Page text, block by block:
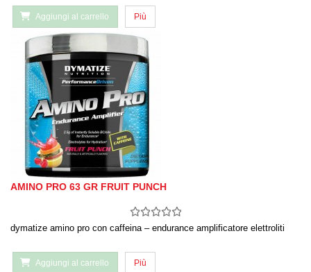
Aggiungi al carrello Più
AMINO PRO 63 GR FRUIT PUNCH
dymatize amino pro con caffeina – endurance amplificatore elettroliti
Aggiungi al carrello Più